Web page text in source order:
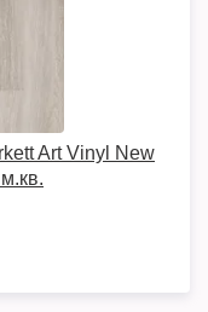
Art Vinyl New